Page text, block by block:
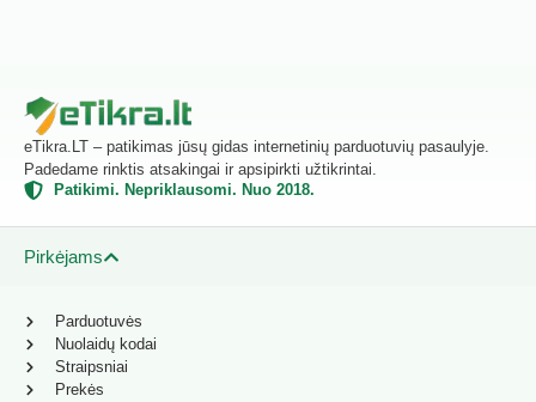
eTikra.LT – patikimas jūsų gidas internetinių parduotuvių pasaulyje.
Padedame rinktis atsakingai ir apsipirkti užtikrintai.
Patikimi. Nepriklausomi. Nuo 2018.
Pirkėjams
Parduotuvės
Nuolaidų kodai
Straipsniai
Prekės